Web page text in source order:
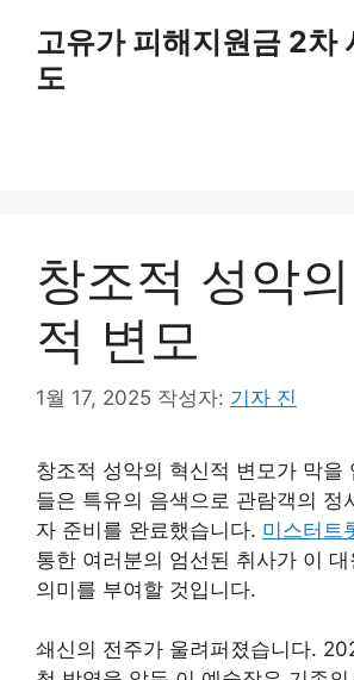
고유가 피해지원금 2차
도
창조적 성악
적 변모
1월 17, 2025 작성자: 기자 진
창조적 성악의 혁신적 변모가 막을
들은 특유의 음색으로 관람객의 정
자 준비를 완료했습니다. 미스터트
통한 여러분의 엄선된 취사가 이
의미를 부여할 것입니다.
쇄신의 전주가 울려퍼졌습니다.